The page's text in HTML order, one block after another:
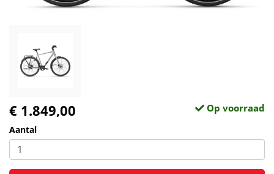
€ 1.849,00 Op voorraad
Aantal